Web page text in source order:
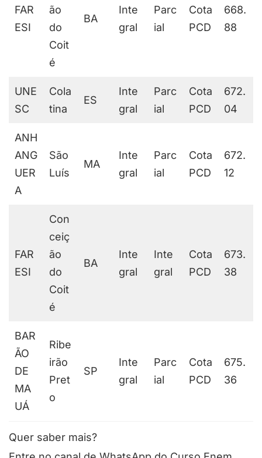
FAR
ESI
ão
do
Coit
é
BA
Inte
gral
Parc
ial
Cota
PCD
668.
88
UNE
SC
Cola
tina
ES
Inte
gral
Parc
ial
Cota
PCD
672.
04
ANH
ANG
UER
A
São
Luís
MA
Inte
gral
Parc
ial
Cota
PCD
672.
12
FAR
ESI
Con
ceiç
ão
do
Coit
é
BA
Inte
gral
Inte
gral
Cota
PCD
673.
38
BAR
ÃO
DE
MA
UÁ
Ribe
irão
Pret
o
SP
Inte
gral
Parc
ial
Cota
PCD
675.
36
Quer saber mais?